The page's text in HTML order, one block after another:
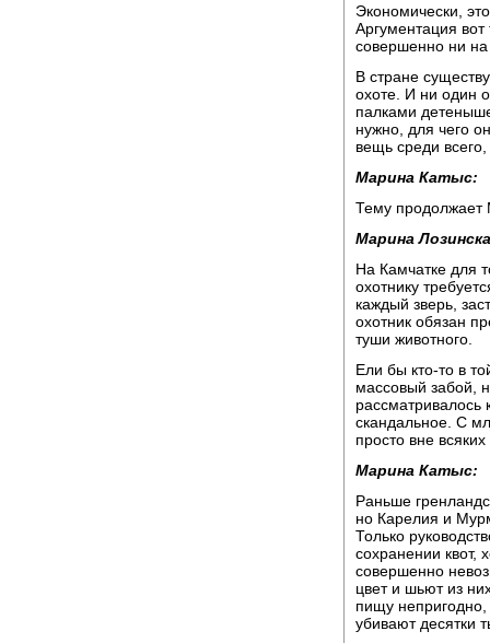
Экономически,
Аргументация вот
совершенно ни на
В стране
охоте. И ни один
палками
нужно, для чего
вещь среди
Марина Катыс:
Тему продолжает
Марина
На Камчатке для
охотнику
каждый зверь,
охотник обязан
туши животного.
Ели бы кто-то в
массовый забой,
рассматривалось
скандальное. С
просто вне
Марина Катыс:
Раньше
но Карелия и
Только
сохранении квот,
совершенно
цвет и шьют из
пищу непригодно,
убивают десятки